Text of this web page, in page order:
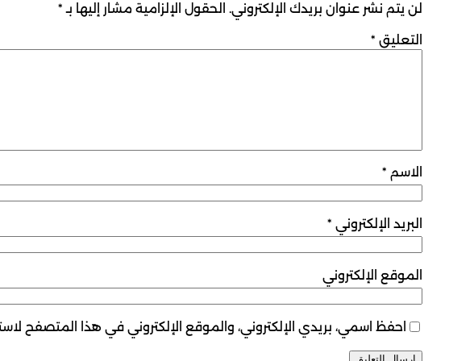
لن يتم نشر عنوان بريدك الإلكتروني. الحقول الإلزامية مشار إليها بـ *
التعليق *
الاسم *
البريد الإلكتروني *
الموقع الإلكتروني
احفظ اسمي، بريدي الإلكتروني، والموقع الإلكتروني في هذا المتصفح